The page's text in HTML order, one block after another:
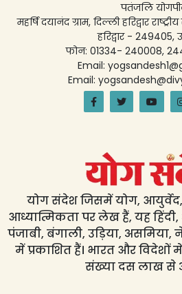
पतंजलि
महर्षि दयानंद ग्राम, दिल्ली हरिद्वार
हरिद्वार - 249405,
फोन: 01334- 240008,
Email:
Email:
योग संदेश जिसमें योग,
आध्यात्मिकता पर लेख हैं, यह हिंदी,
पंजाबी, बंगाली, उड़िया,
में प्रकाशित हैं। भारत और
संख्या दस लाख से